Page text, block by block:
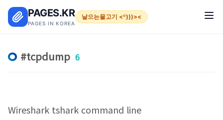
PAGES.KR
PAGES IN KOREA
날으는물고기 <º)))><
tcpdump 6
Wireshark tshark command line